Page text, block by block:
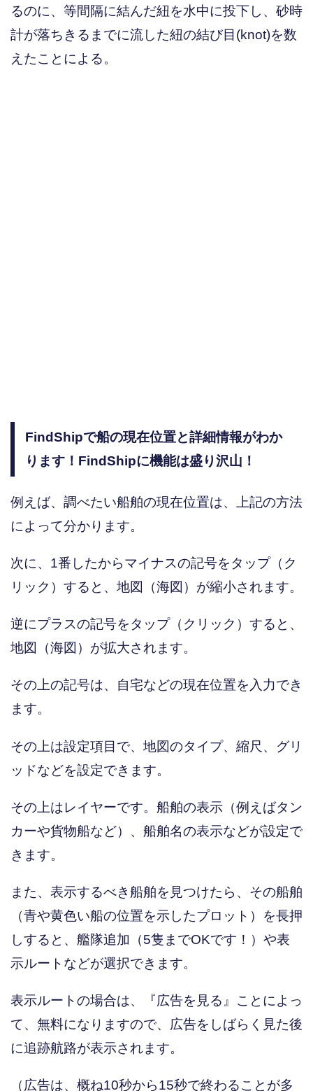
るのに、等間隔に結んだ紐を水中に投下し、砂時
計が落ちきるまでに流した紐の結び目(knot)を数
えたことによる。
FindShipで船の現在位置と詳細情報がわか
ります！FindShipに機能は盛り沢山！
例えば、調べたい船舶の現在位置は、上記の方法
によって分かります。
次に、1番したからマイナスの記号をタップ（ク
リック）すると、地図（海図）が縮小されます。
逆にプラスの記号をタップ（クリック）すると、
地図（海図）が拡大されます。
その上の記号は、自宅などの現在位置を入力でき
ます。
その上は設定項目で、地図のタイプ、縮尺、グリ
ッドなどを設定できます。
その上はレイヤーです。船舶の表示（例えばタン
カーや貨物船など）、船舶名の表示などが設定で
きます。
また、表示するべき船舶を見つけたら、その船舶
（青や黄色い船の位置を示したプロット）を長押
しすると、艦隊追加（5隻までOKです！）や表
示ルートなどが選択できます。
表示ルートの場合は、『広告を見る』ことによっ
て、無料になりますので、広告をしばらく見た後
に追跡航路が表示されます。
（広告は、概ね10秒から15秒で終わることが多